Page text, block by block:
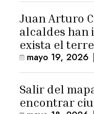
Juan Arturo
alcaldes han
exista el
mayo 19, 2026
Salir del
encontrar